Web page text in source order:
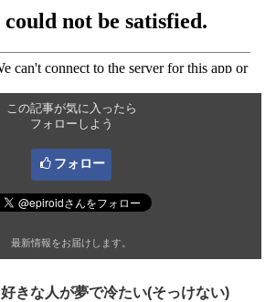
この記事が気に入ったら
フォローしよう
フォロー
最新情報をお届けします。
好きな人が夢で冷たい(そっけない)